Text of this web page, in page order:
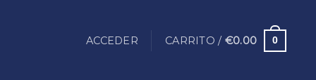
ACCEDER CARRITO / €0.00 0